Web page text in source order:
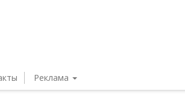
Реклама